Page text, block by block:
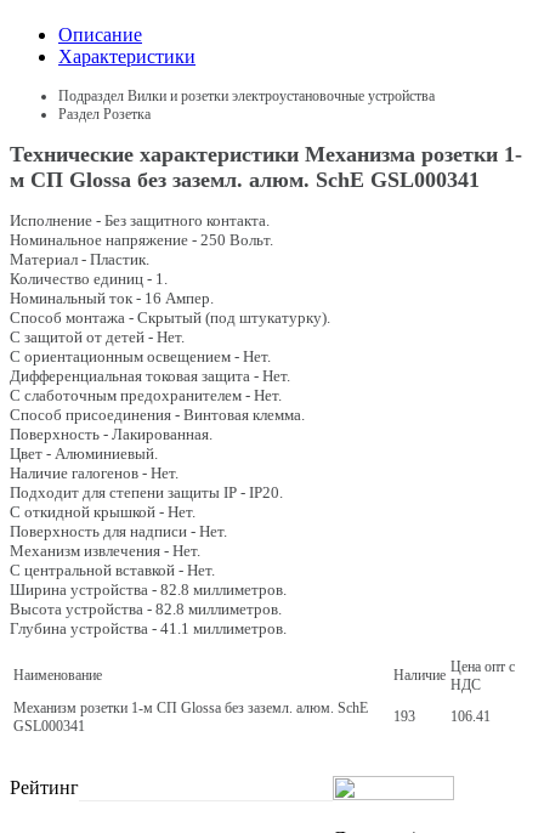
Описание
Характеристики
Подраздел Вилки и розетки электроустановочные устройства
Раздел Розетка
Технические характеристики Механизма розетки 1-
м СП Glossa без заземл. алюм. SchE GSL000341
Исполнение - Без защитного контакта.
Номинальное напряжение - 250 Вольт.
Материал - Пластик.
Количество единиц - 1.
Номинальный ток - 16 Ампер.
Способ монтажа - Скрытый (под штукатурку).
С защитой от детей - Нет.
С ориентационным освещением - Нет.
Дифференциальная токовая защита - Нет.
С слаботочным предохранителем - Нет.
Способ присоединения - Винтовая клемма.
Поверхность - Лакированная.
Цвет - Алюминиевый.
Наличие галогенов - Нет.
Подходит для степени защиты IP - IP20.
С откидной крышкой - Нет.
Поверхность для надписи - Нет.
Механизм извлечения - Нет.
С центральной вставкой - Нет.
Ширина устройства - 82.8 миллиметров.
Высота устройства - 82.8 миллиметров.
Глубина устройства - 41.1 миллиметров.
Наименование Наличие Цена опт с
НДС
Механизм розетки 1-м СП Glossa без заземл. алюм. SchE
GSL000341
193 106.41
Рейтинг